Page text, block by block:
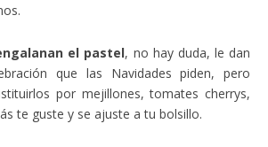
el pastel, no hay duda, le dan
que las Navidades piden, pero
por mejillones, tomates cherrys,
te guste y se ajuste a tu bolsillo.